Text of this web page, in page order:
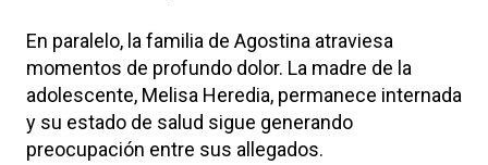
En paralelo, la familia de Agostina atraviesa
momentos de profundo dolor. La madre de la
adolescente, Melisa Heredia, permanece internada
y su estado de salud sigue generando
preocupación entre sus allegados.